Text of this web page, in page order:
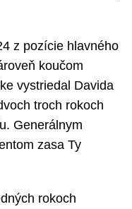
z pozície hlavného
koučom
vystriedal Davida
troch rokoch
Generálnym
zasa Ty
rokoch